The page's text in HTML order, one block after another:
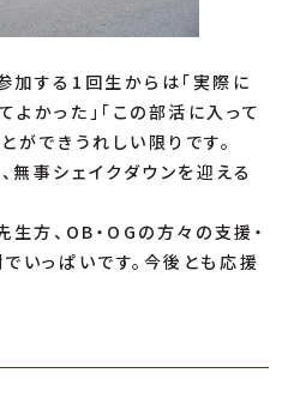
加する1回生からは「実際に
かった」「この部活に入って
ができうれしい限りです。
無事シェイクダウンを迎える
方、OB・OGの方々の支援・
いっぱいです。今後とも応援